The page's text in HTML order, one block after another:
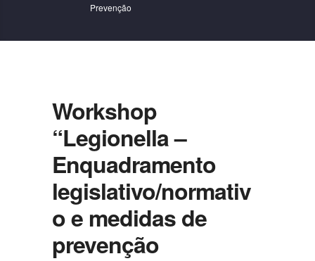
Prevenção
Workshop
“Legionella –
Enquadramento
legislativo/normativ
o e medidas de
prevenção